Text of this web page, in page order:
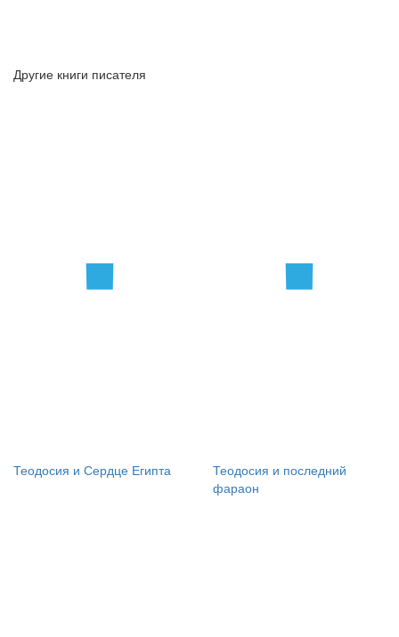
Другие книги писателя
Теодосия и Сердце Египта
Теодосия и последний
фараон